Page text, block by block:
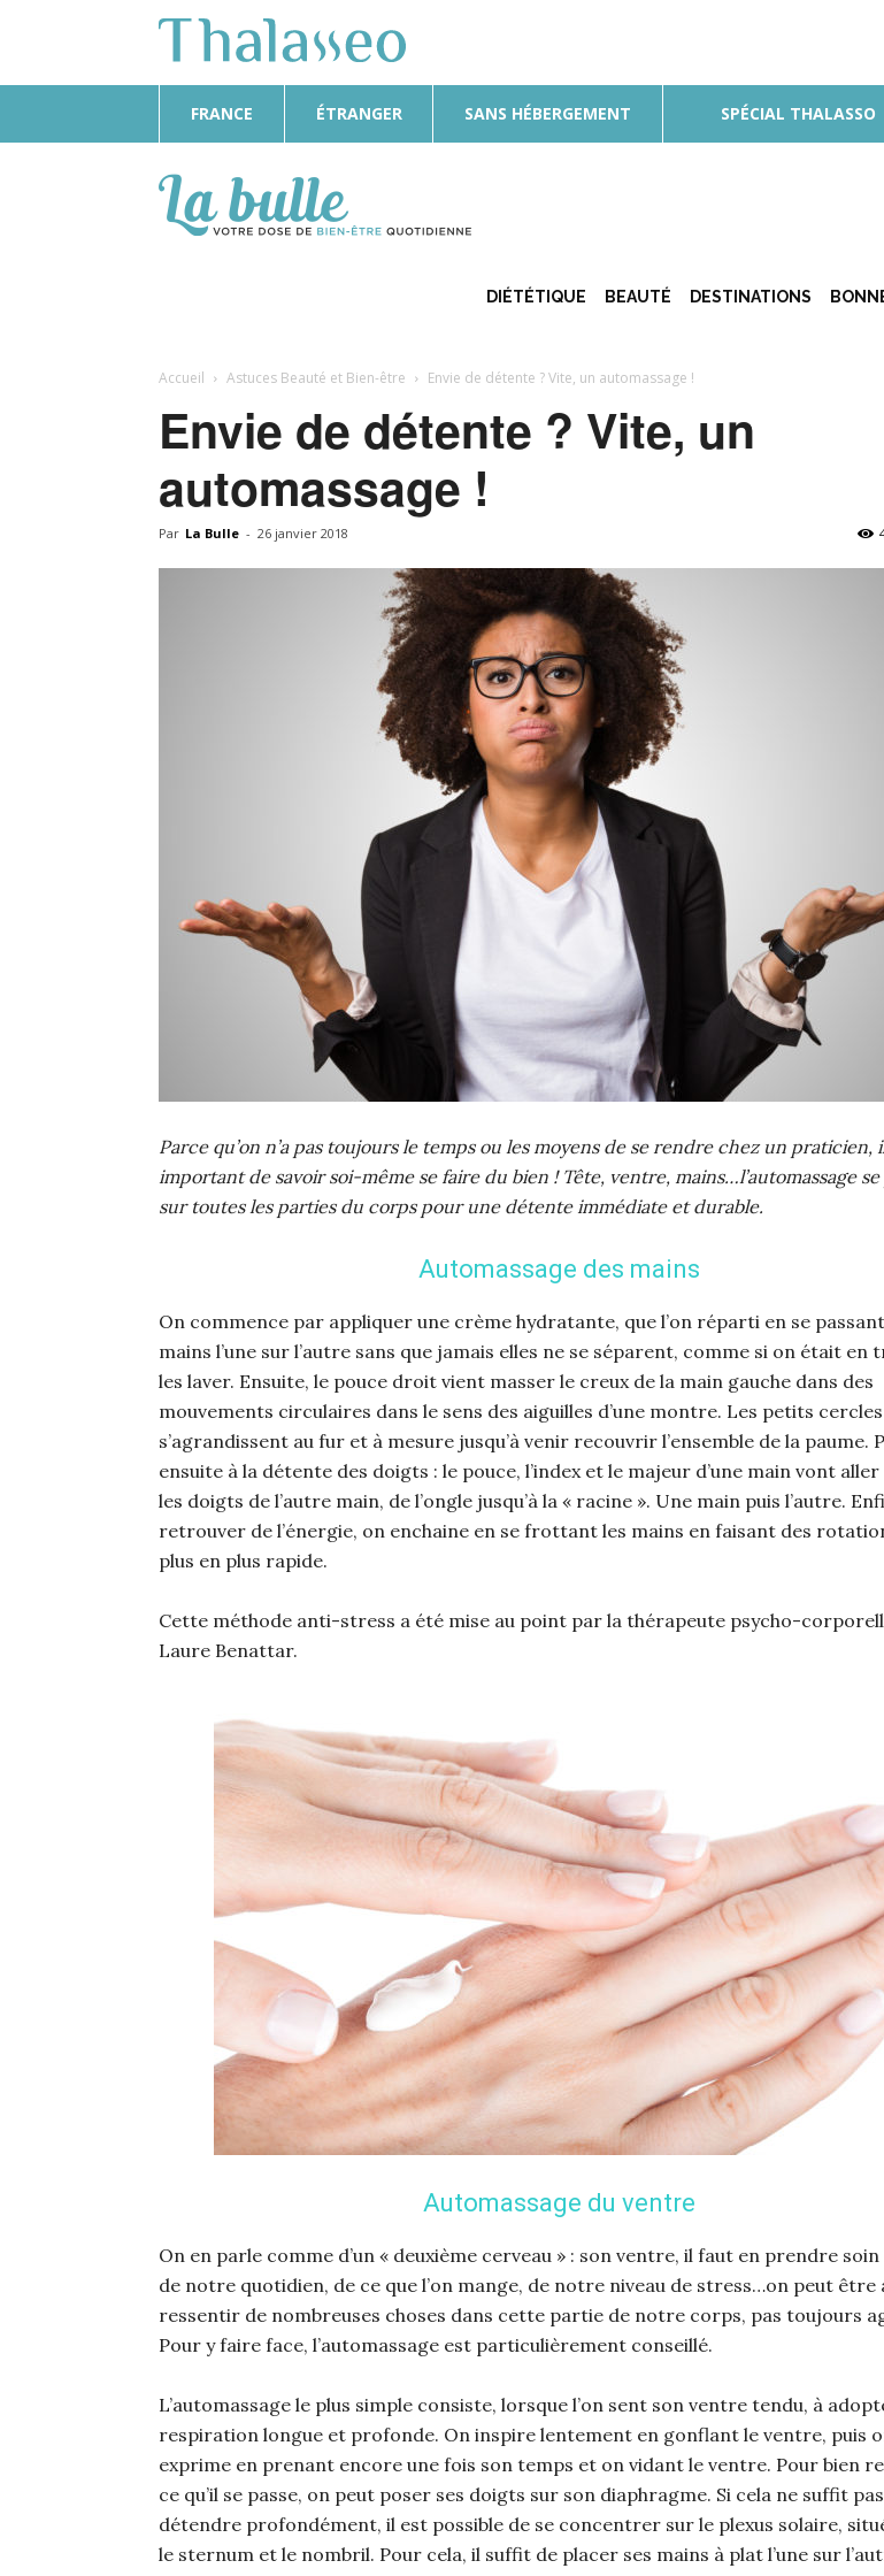
FRANCE ÉTRANGER SANS HÉBERGEMENT SPÉCIAL THALASSO
Bulle
DIÉTÉTIQUE BEAUTÉ DESTINATIONS
Accueil Astuces Beauté et Bien-être Envie de détente ? Vite, un automassage !
Envie de détente ? Vite, un
automassage !
Par La Bulle - 26 janvier 2018
Parce qu’on n’a pas toujours le temps ou les moyens de se rendre chez un praticien,
important de savoir soi-même se faire du bien ! Tête, ventre, mains…l’automassage
sur toutes les parties du corps pour une détente immédiate et durable.
Automassage des mains
On commence par appliquer une crème hydratante, que l’on réparti en se
mains l’une sur l’autre sans que jamais elles ne se séparent, comme si on était en
les laver. Ensuite, le pouce droit vient masser le creux de la main gauche dans des
mouvements circulaires dans le sens des aiguilles d’une montre. Les petits cercles
s’agrandissent au fur et à mesure jusqu’à venir recouvrir l’ensemble de la paume.
ensuite à la détente des doigts : le pouce, l’index et le majeur d’une main vont
les doigts de l’autre main, de l’ongle jusqu’à la « racine ». Une main puis l’autre.
retrouver de l’énergie, on enchaine en se frottant les mains en faisant des
plus en plus rapide.
Cette méthode anti-stress a été mise au point par la thérapeute psycho-
Laure Benattar.
Automassage du ventre
On en parle comme d’un « deuxième cerveau » : son ventre, il faut en prendre
de notre quotidien, de ce que l’on mange, de notre niveau de stress…on peut être
ressentir de nombreuses choses dans cette partie de notre corps, pas toujours
Pour y faire face, l’automassage est particulièrement conseillé.
L’automassage le plus simple consiste, lorsque l’on sent son ventre tendu, à
respiration longue et profonde. On inspire lentement en gonflant le ventre, puis
exprime en prenant encore une fois son temps et on vidant le ventre. Pour bien
ce qu’il se passe, on peut poser ses doigts sur son diaphragme. Si cela ne suffit
détendre profondément, il est possible de se concentrer sur le plexus solaire,
le sternum et le nombril. Pour cela, il suffit de placer ses mains à plat l’une sur